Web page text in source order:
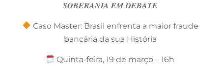
𝑺𝑶𝑩𝑬𝑹𝑨𝑵𝑰𝑨 𝑬𝑴 𝑫𝑬𝑩𝑨𝑻𝑬
Caso Master: Brasil enfrenta a maior fraude
bancária da sua História
Quinta-feira, 19 de março – 16h